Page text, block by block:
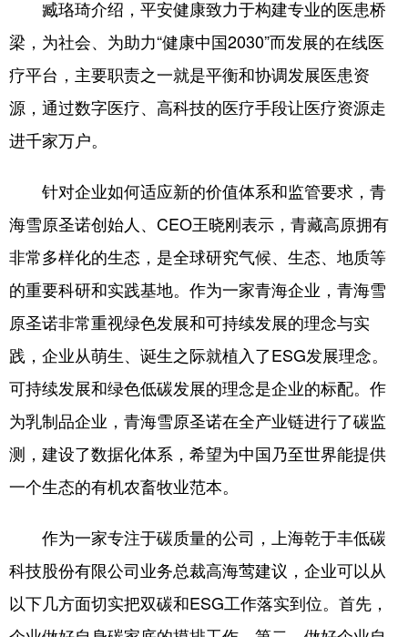
多语种频道
English Español Français عربى
臧珞琦介绍，平安健康致力于构建专业的医患桥
梁，为社会、为助力“健康中国2030”而发展的在线医
疗平台，主要职责之一就是平衡和协调发展医患资
源，通过数字医疗、高科技的医疗手段让医疗资源走
进千家万户。
针对企业如何适应新的价值体系和监管要求，青
海雪原圣诺创始人、CEO王晓刚表示，青藏高原拥有
非常多样化的生态，是全球研究气候、生态、地质等
的重要科研和实践基地。作为一家青海企业，青海雪
原圣诺非常重视绿色发展和可持续发展的理念与实
践，企业从萌生、诞生之际就植入了ESG发展理念。
可持续发展和绿色低碳发展的理念是企业的标配。作
为乳制品企业，青海雪原圣诺在全产业链进行了碳监
测，建设了数据化体系，希望为中国乃至世界能提供
一个生态的有机农畜牧业范本。
作为一家专注于碳质量的公司，上海乾于丰低碳
科技股份有限公司业务总裁高海莺建议，企业可以从
以下几方面切实把双碳和ESG工作落实到位。首先，